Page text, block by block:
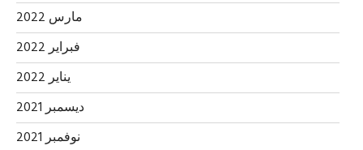
مارس 2022
فبراير 2022
يناير 2022
ديسمبر 2021
نوفمبر 2021